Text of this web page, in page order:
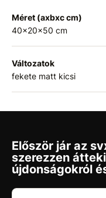
Méret (axbxc cm)
40x20x50 cm
Változatok
fekete matt kicsi
Először jár az
szerezzen
újdonságokról